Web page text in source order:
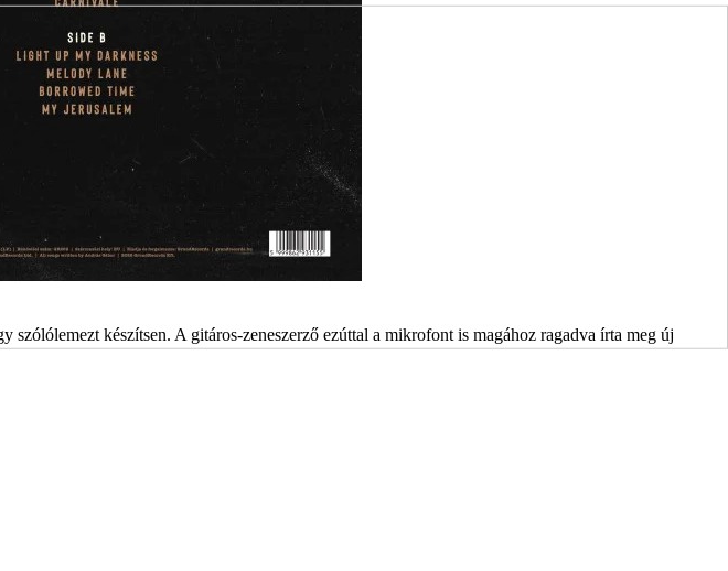
készítsen. A gitáros-zeneszerző ezúttal a mikrofont is magához ragadva írta meg új